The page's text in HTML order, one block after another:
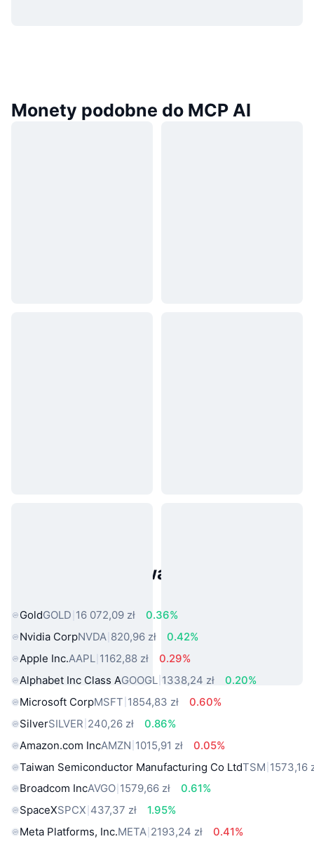
Monety podobne do MCP AI
Popularne aktywa ze świata
GoldGOLD 16 072,09 zł
0.36%
Nvidia CorpNVDA 820,96 zł
0.42%
Apple Inc.AAPL 1162,88 zł
0.29%
Alphabet Inc Class AGOOGL 1338,24 zł
0.20%
Microsoft CorpMSFT 1854,83 zł
0.60%
SilverSILVER 240,26 zł
0.86%
Amazon.com IncAMZN 1015,91 zł
0.05%
Taiwan Semiconductor Manufacturing Co LtdTSM 1573,16
Broadcom IncAVGO 1579,66 zł
0.61%
SpaceXSPCX 437,37 zł
1.95%
Meta Platforms, Inc.META 2193,24 zł
0.41%